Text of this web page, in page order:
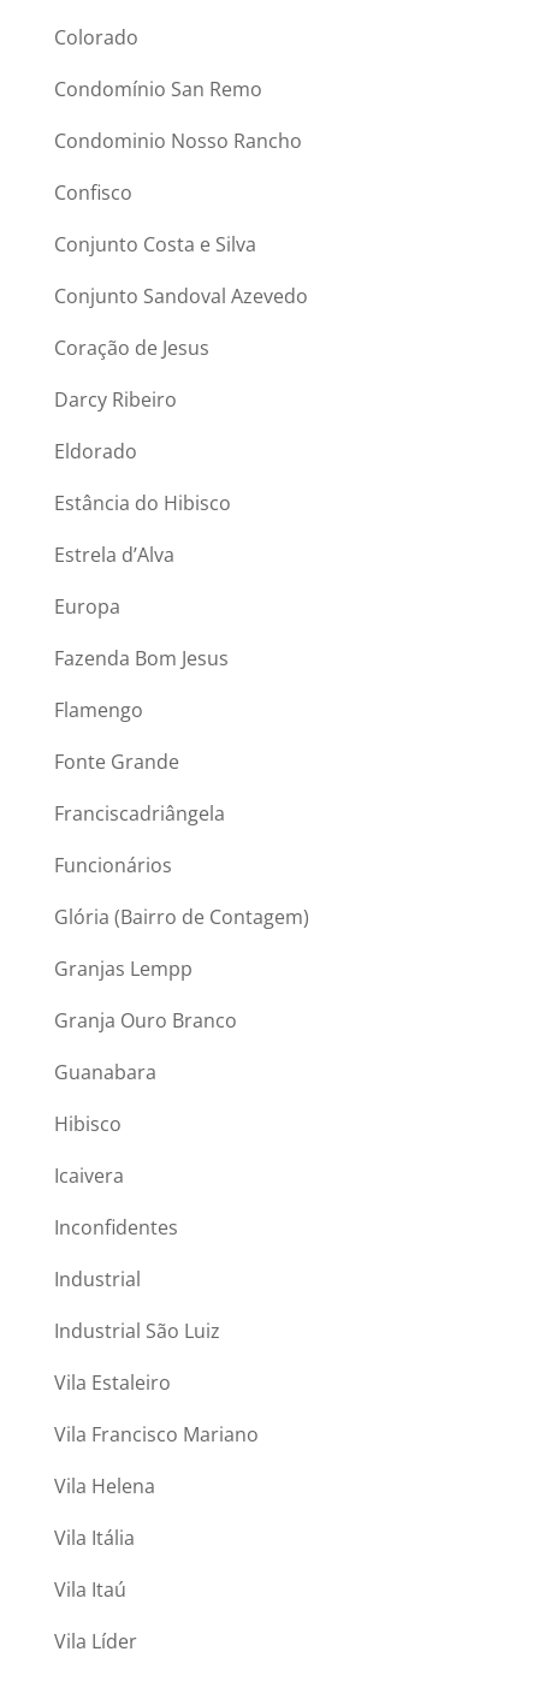
Colorado
Condomínio San Remo
Condominio Nosso Rancho
Confisco
Conjunto Costa e Silva
Conjunto Sandoval Azevedo
Coração de Jesus
Darcy Ribeiro
Eldorado
Estância do Hibisco
Estrela d’Alva
Europa
Fazenda Bom Jesus
Flamengo
Fonte Grande
Franciscadriângela
Funcionários
Glória (Bairro de Contagem)
Granjas Lempp
Granja Ouro Branco
Guanabara
Hibisco
Icaivera
Inconfidentes
Industrial
Industrial São Luiz
Vila Estaleiro
Vila Francisco Mariano
Vila Helena
Vila Itália
Vila Itaú
Vila Líder